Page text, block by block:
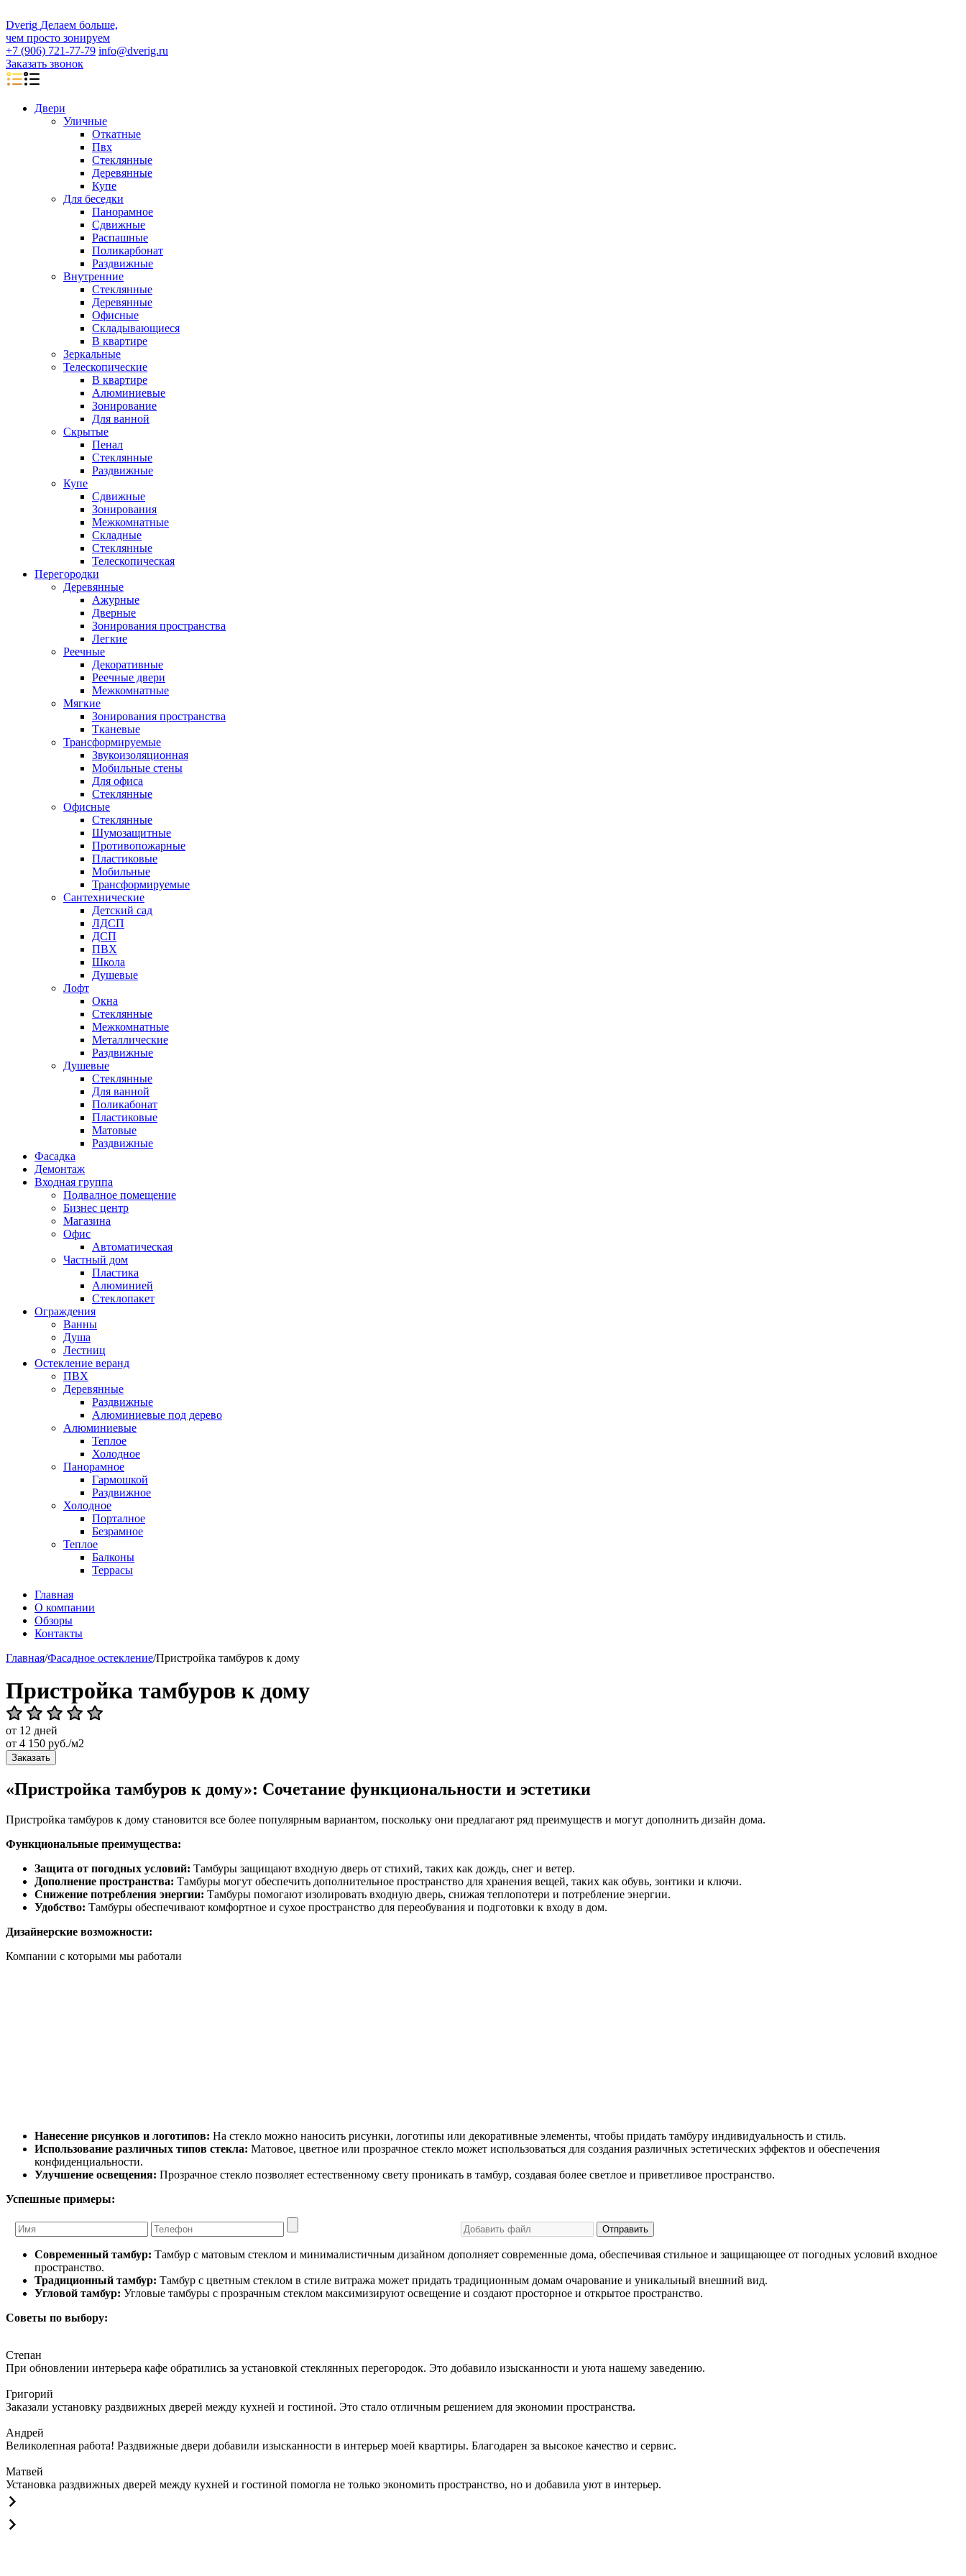
Dverig Делаем больше,
чем просто зонируем
+7 (906) 721-77-79 info@dverig.ru
Заказать звонок
Двери
Уличные
Откатные
Пвх
Стеклянные
Деревянные
Купе
Для беседки
Панорамное
Сдвижные
Распашные
Поликарбонат
Раздвижные
Внутренние
Стеклянные
Деревянные
Офисные
Складывающиеся
В квартире
Зеркальные
Телескопические
В квартире
Алюминиевые
Зонирование
Для ванной
Скрытые
Пенал
Стеклянные
Раздвижные
Купе
Сдвижные
Зонирования
Межкомнатные
Складные
Стеклянные
Телескопическая
Перегородки
Деревянные
Ажурные
Дверные
Зонирования пространства
Легкие
Реечные
Декоративные
Реечные двери
Межкомнатные
Мягкие
Зонирования пространства
Тканевые
Трансформируемые
Звукоизоляционная
Мобильные стены
Для офиса
Стеклянные
Офисные
Стеклянные
Шумозащитные
Противопожарные
Пластиковые
Мобильные
Трансформируемые
Сантехнические
Детский сад
ЛДСП
ДСП
ПВХ
Школа
Душевые
Лофт
Окна
Стеклянные
Межкомнатные
Металлические
Раздвижные
Душевые
Стеклянные
Для ванной
Поликабонат
Пластиковые
Матовые
Раздвижные
Фасадка
Демонтаж
Входная группа
Подвалное помещение
Бизнес центр
Магазина
Офис
Автоматическая
Частный дом
Пластика
Алюминией
Стеклопакет
Ограждения
Ванны
Душа
Лестниц
Остекление веранд
ПВХ
Деревянные
Раздвижные
Алюминиевые под дерево
Алюминиевые
Теплое
Холодное
Панорамное
Гармошкой
Раздвижное
Холодное
Порталное
Безрамное
Теплое
Балконы
Террасы
Главная
О компании
Обзоры
Контакты
Главная/Фасадное остекление/Пристройка тамбуров к дому
Пристройка тамбуров к дому
от 12 дней
от 4 150 руб./м2
Заказать
«Пристройка тамбуров к дому»: Сочетание функциональности и эстетики
Пристройка тамбуров к дому становится все более популярным вариантом, поскольку они предлагают ряд преимуществ и могут дополнить дизайн дома.
Функциональные преимущества:
Защита от погодных условий: Тамбуры защищают входную дверь от стихий, таких как дождь, снег и ветер.
Дополнение пространства: Тамбуры могут обеспечить дополнительное пространство для хранения вещей, таких как обувь, зонтики и ключи.
Снижение потребления энергии: Тамбуры помогают изолировать входную дверь, снижая теплопотери и потребление энергии.
Удобство: Тамбуры обеспечивают комфортное и сухое пространство для переобувания и подготовки к входу в дом.
Дизайнерские возможности:
Компании с которыми мы работали
Нанесение рисунков и логотипов: На стекло можно наносить рисунки, логотипы или декоративные элементы, чтобы придать тамбуру индивидуальность и стиль.
Использование различных типов стекла: Матовое, цветное или прозрачное стекло может использоваться для создания различных эстетических эффектов и обеспечения
конфиденциальности.
Улучшение освещения: Прозрачное стекло позволяет естественному свету проникать в тамбур, создавая более светлое и приветливое пространство.
Успешные примеры:
Отправить
Современный тамбур: Тамбур с матовым стеклом и минималистичным дизайном дополняет современные дома, обеспечивая стильное и защищающее от погодных условий входное
пространство.
Традиционный тамбур: Тамбур с цветным стеклом в стиле витража может придать традиционным домам очарование и уникальный внешний вид.
Угловой тамбур: Угловые тамбуры с прозрачным стеклом максимизируют освещение и создают просторное и открытое пространство.
Советы по выбору:
Степан
При обновлении интерьера кафе обратились за установкой стеклянных перегородок. Это добавило изысканности и уюта нашему заведению.
Григорий
Заказали установку раздвижных дверей между кухней и гостиной. Это стало отличным решением для экономии пространства.
Андрей
Великолепная работа! Раздвижные двери добавили изысканности в интерьер моей квартиры. Благодарен за высокое качество и сервис.
Матвей
Установка раздвижных дверей между кухней и гостиной помогла не только экономить пространство, но и добавила уют в интерьер.